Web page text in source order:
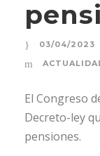
03/04/2023
El Congreso
Decreto-ley
pensiones.